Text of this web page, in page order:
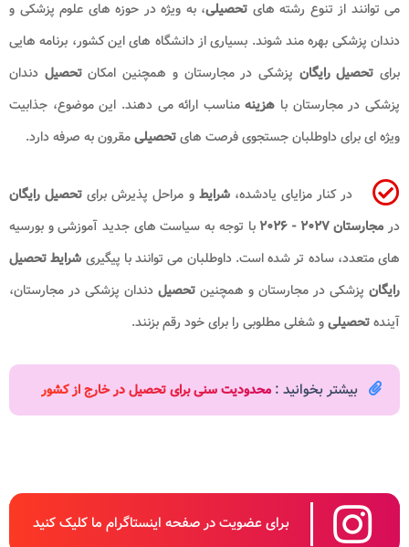
می توانند از تنوع رشته های تحصیلی، به ویژه در حوزه های علوم پزشکی و
دندان پزشکی بهره مند شوند. بسیاری از دانشگاه های این کشور، برنامه هایی
برای تحصیل رایگان پزشکی در مجارستان و همچنین امکانتحصیل دندان
پزشکی در مجارستان با هزینهمناسب ارائه می دهند. این موضوع، جذابیت
ویژه ای برای داوطلبان جستجوی فرصت هایتحصیلیمقرون به صرفه دارد.
در کنار مزایای یادشده،شرایطو مراحل پذیرش برای تحصیل رایگان
در مجارستان ۲۰۲۷ - ۲۰۲۶
با توجه به سیاست های جدید آموزشی و بورسیه
های متعدد، ساده تر شده است. داوطلبان می توانند با پیگیری شرایط تحصیل
رایگان پزشکی در مجارستان و همچنین تحصیل دندان پزشکی در مجارستان،
آیندهتحصیلیو شغلی مطلوبی را برای خود رقم بزنند.
بیشتر بخوانید : محدودیت سنی برای تحصیل در خارج از کشور
برای عضویت در صفحه اینستاگرام ما کلیک کنید